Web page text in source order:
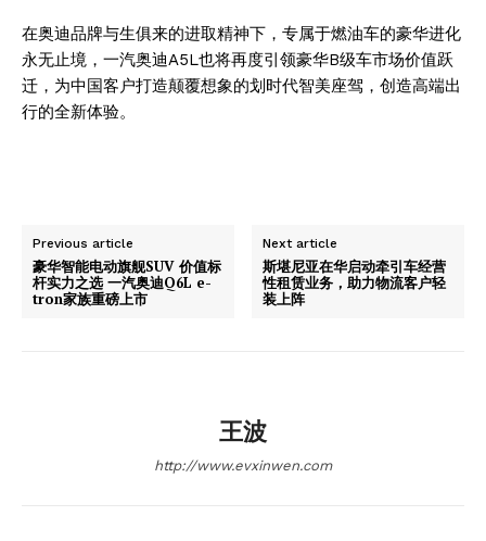
在奥迪品牌与生俱来的进取精神下，专属于燃油车的豪华进化
永无止境，一汽奥迪A5L也将再度引领豪华B级车市场价值跃
迁，为中国客户打造颠覆想象的划时代智美座驾，创造高端出
行的全新体验。
Previous article
豪华智能电动旗舰SUV 价值标
杆实力之选 一汽奥迪Q6L e-
tron家族重磅上市
Next article
斯堪尼亚在华启动牵引车经营
性租赁业务，助力物流客户轻
装上阵
王波
http://www.evxinwen.com